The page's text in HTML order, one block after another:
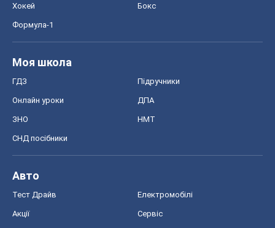
Хокей Бокс
Формула-1
Моя школа
ГДЗ Підручники
Онлайн уроки ДПА
ЗНО НМТ
СНД посібники
Авто
Тест Драйв Електромобілі
Акції Сервіс